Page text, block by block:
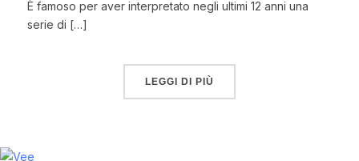
È famoso per aver interpretato negli ultimi 12 anni una
serie di […]
LEGGI DI PIÙ